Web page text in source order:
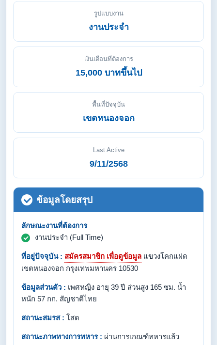
รูปแบบงาน
งานประจำ
เงินเดือนที่ต้องการ
15,000 บาทขึ้นไป
พื้นที่ปัจจุบัน
เขตหนองจอก
Last Active
9/11/2568
ข้อมูลโดยสรุป
ลักษณะงานที่ต้องการ
งานประจำ (Full Time)
ที่อยู่ปัจจุบัน : สมัครสมาชิก เพื่อดูข้อมูล แขวงโคกแฝด
เขตหนองจอก กรุงเทพมหานคร 10530
ข้อมูลส่วนตัว : เพศหญิง อายุ 39 ปี ส่วนสูง 165 ซม. น้ำ
หนัก 57 กก. สัญชาติไทย
สถานะสมรส : โสด
สถานะภาพทางการทหาร : ผ่านการเกณฑ์ทหารแล้ว